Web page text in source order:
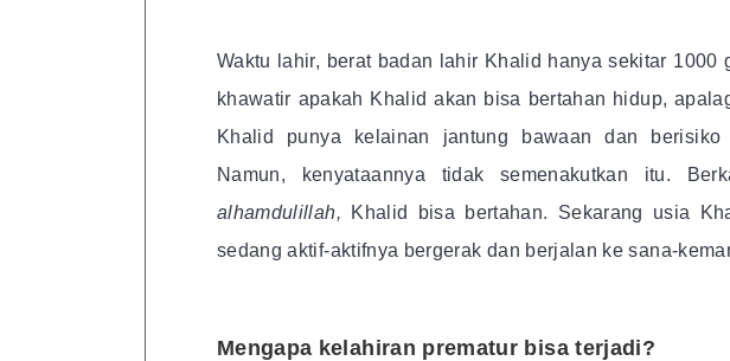
Waktu lahir, berat badan lahir Khalid hanya sekitar 1000
khawatir apakah Khalid akan bisa bertahan hidup,
Khalid punya kelainan jantung bawaan dan berisiko
Namun, kenyataannya tidak semenakutkan itu.
alhamdulillah,
Khalid bisa bertahan. Sekarang usia
sedang aktif-aktifnya bergerak dan berjalan ke sana-
Mengapa kelahiran prematur bisa terjadi?